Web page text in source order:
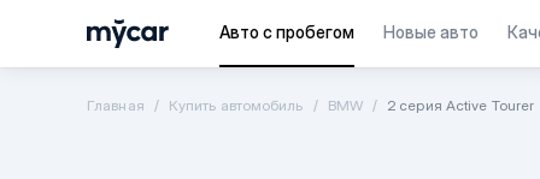
Авто с пробегом Новые авто
Главная Купить автомобиль BMW 2 серия Active Tourer